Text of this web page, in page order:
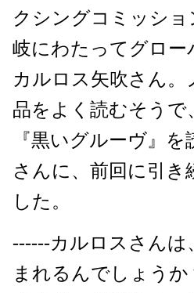
クシングコミッシ
岐にわたってグロ
カルロス矢吹さん
品をよく読むそうで
『黒いグルーヴ』
さんに、前回に引
した。
------カルロスさんは
まれるんでしょうか